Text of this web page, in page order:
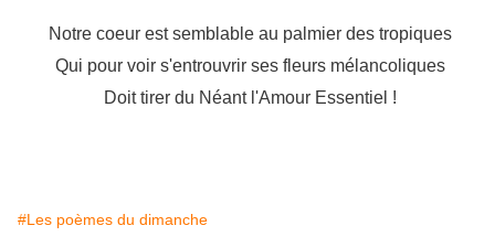
Notre coeur est semblable au palmier des tropiques
Qui pour voir s'entrouvrir ses fleurs mélancoliques
Doit tirer du Néant l'Amour Essentiel !
#Les poèmes du dimanche